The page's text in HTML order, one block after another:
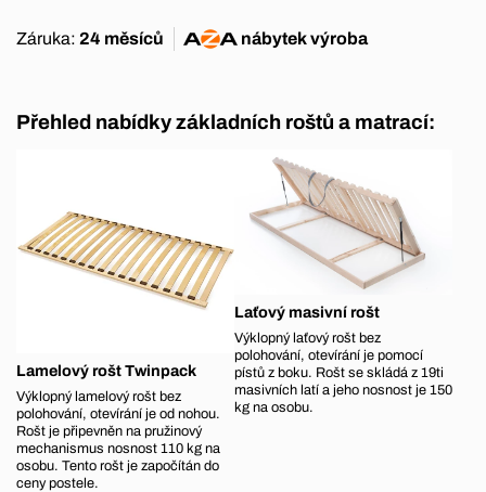
Záruka: 24 měsíců nábytekvýroba
Přehled nabídky základních roštů a matrací:
Lamelový rošt Twinpack
Výklopný lamelový rošt bez
polohování, otevírání je od nohou.
Rošt je připevněn na pružinový
mechanismus nosnost 110 kg na
osobu. Tento rošt je započítán do
ceny postele.
Laťový masivní rošt
Výklopný laťový rošt bez
polohování, otevírání je pomocí
pístů z boku. Rošt se skládá z 19ti
masivních latí a jeho nosnost je 150
kg na osobu.